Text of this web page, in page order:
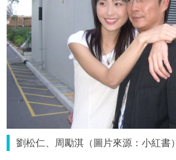
劉松仁、周勵淇（圖片來源：小紅書）